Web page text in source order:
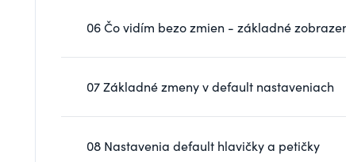
06 Čo vidím bezo zmien - základné
07 Základné zmeny v default nastaveniach
08 Nastavenia default hlavičky a petičky